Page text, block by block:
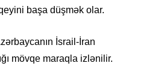
başa düşmək olar.
İsrail-İran
mövqe maraqla izlənilir.